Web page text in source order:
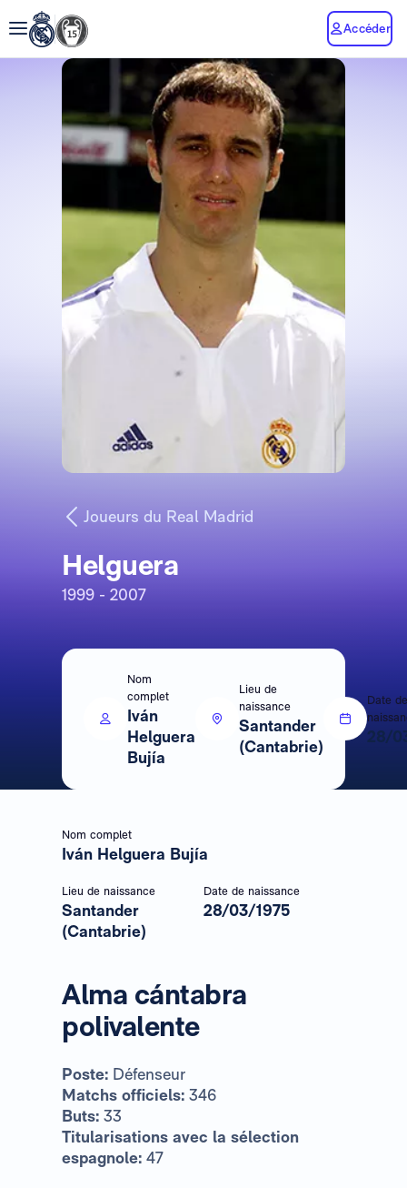
Accéder
Joueurs du Real Madrid
Helguera
1999 - 2007
Nom
complet
Iván
Helguera
Bujía
Lieu de
naissance
Santander
(Cantabrie)
Date de
28/
Nom complet
Iván Helguera Bujía
Lieu de naissance
Santander
(Cantabrie)
Date de naissance
28/03/1975
Alma cántabra
polivalente
Poste: Défenseur
Matchs officiels: 346
Buts: 33
Titularisations avec la sélection
espagnole: 47